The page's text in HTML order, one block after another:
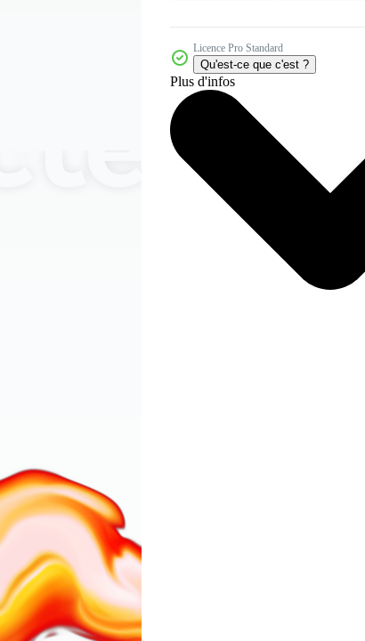
Licence Pro Standard
Qu'est-ce que c'est ?
Plus d'infos